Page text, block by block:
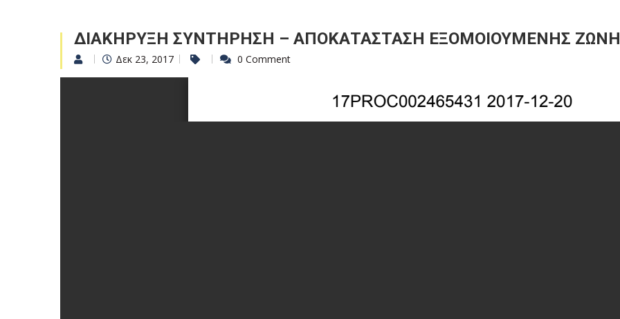
ΔΙΑΚΗΡΥΞΗ ΣΥΝΤΗΡΗΣΗ – ΑΠΟΚΑΤΑΣΤΑΣΗ ΕΞΟΜΟΙΟΥΜΕΝΗΣ
Δεκ 23, 2017 0 Comment